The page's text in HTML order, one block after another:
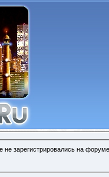
зарегистрировались на